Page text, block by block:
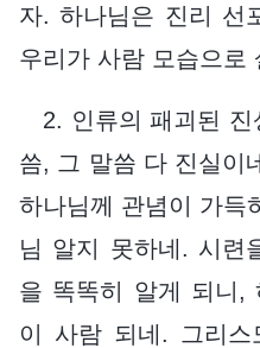
자. 하나님은 진리 선
우리가 사람 모습으로
2. 인류의 패괴된
씀, 그 말씀 다 진실이
하나님께 관념이 가득
님 알지 못하네. 시련
을 똑똑히 알게 되니,
이 사람 되네. 그리스